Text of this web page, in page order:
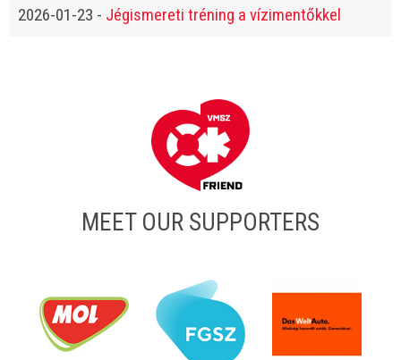
2026-01-23 - Jégismereti tréning a vízimentőkkel
MEET OUR SUPPORTERS